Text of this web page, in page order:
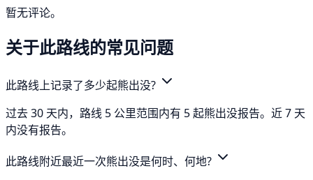
暂无评论。
关于此路线的常见问题
此路线上记录了多少起熊出没?
过去 30 天内，路线 5 公里范围内有 5 起熊出没报告。近 7 天
内没有报告。
此路线附近最近一次熊出没是何时、何地?